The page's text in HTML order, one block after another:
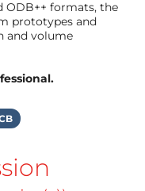
ODB++ formats, the
prototypes and
and volume